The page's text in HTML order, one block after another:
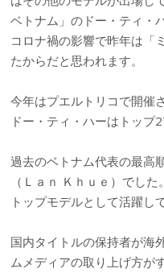
ベトナム」のドー・ティ・
コロナ禍の影響で昨年は「
たからだと思われます。
今年はプエルトリコで開催
ドー・ティ・ハーはトップ
過去のベトナム代表の最高
（Ｌａｎ Ｋｈｕｅ）でし
トップモデルとして活躍し
国内タイトルの保持者が海
ムメディアの取り上げ方が